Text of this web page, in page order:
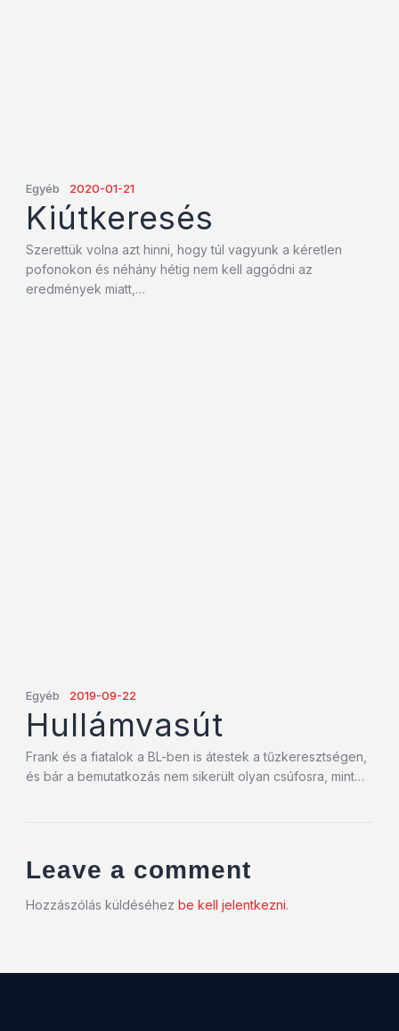
Egyéb 2020-01-21
Kiútkeresés
Szerettük volna azt hinni, hogy túl vagyunk a kéretlen
pofonokon és néhány hétig nem kell aggódni az
eredmények miatt,…
Egyéb 2019-09-22
Hullámvasút
Frank és a fiatalok a BL-ben is átestek a tűzkeresztségen,
és bár a bemutatkozás nem sikerült olyan csúfosra, mint…
Leave a comment
Hozzászólás küldéséhez be kell jelentkezni.